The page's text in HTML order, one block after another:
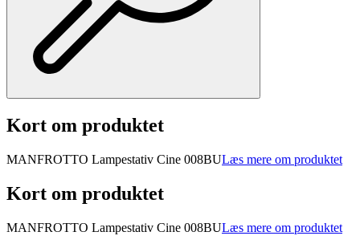
Kort om produktet
MANFROTTO Lampestativ Cine 008BULæs mere om produktet
Kort om produktet
MANFROTTO Lampestativ Cine 008BULæs mere om produktet